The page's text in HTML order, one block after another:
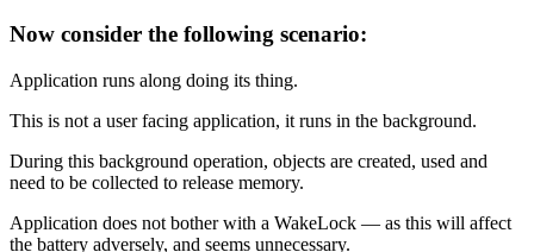
Now consider the following scenario:
Application runs along doing its thing.
This is not a user facing application, it runs in the background.
During this background operation, objects are created, used and
need to be collected to release memory.
Application does not bother with a WakeLock — as this will affect
the battery adversely, and seems unnecessary.